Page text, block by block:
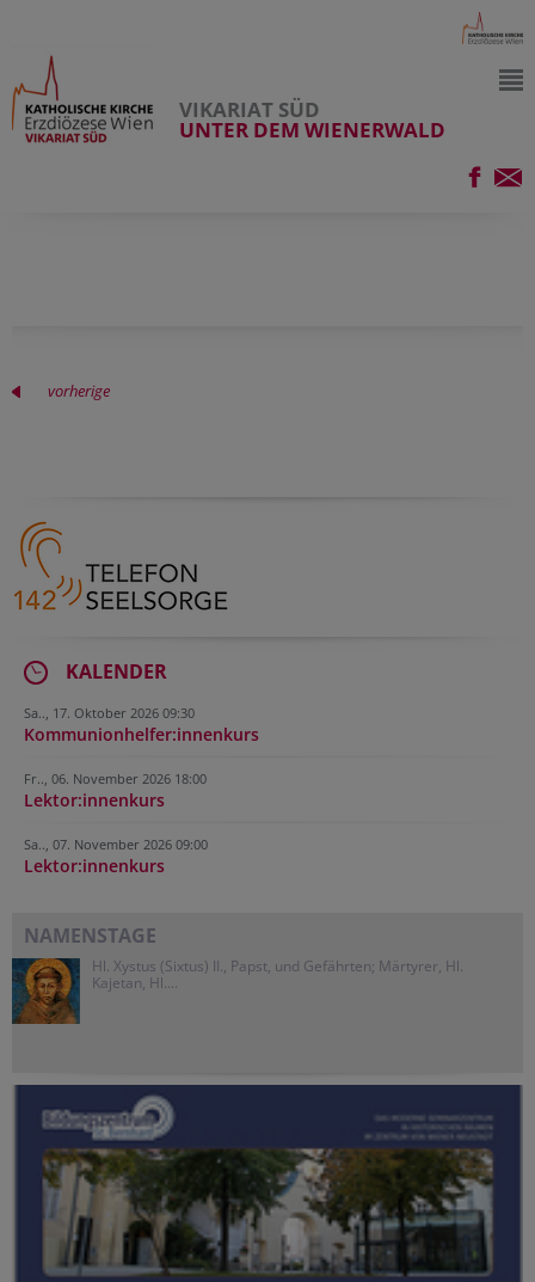
VIKARIAT SÜD
UNTER DEM WIENERWALD
vorherige
KALENDER
Sa.., 17. Oktober 2026 09:30
Kommunionhelfer:innenkurs
Fr.., 06. November 2026 18:00
Lektor:innenkurs
Sa.., 07. November 2026 09:00
Lektor:innenkurs
NAMENSTAGE
Hl. Xystus (Sixtus) II., Papst, und Gefährten; Märtyrer, Hl.
Kajetan, Hl....